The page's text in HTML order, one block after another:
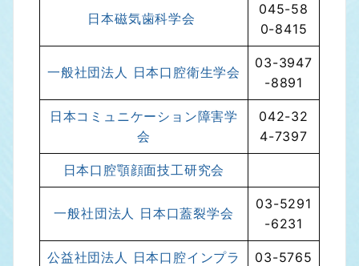
日本磁気歯科学会
045-58
0-8415
一般社団法人 日本口腔衛生学会
03-3947
-8891
日本コミュニケーション障害学
会
042-32
4-7397
日本口腔顎顔面技工研究会
一般社団法人 日本口蓋裂学会
03-5291
-6231
公益社団法人 日本口腔インプラ
03-5765